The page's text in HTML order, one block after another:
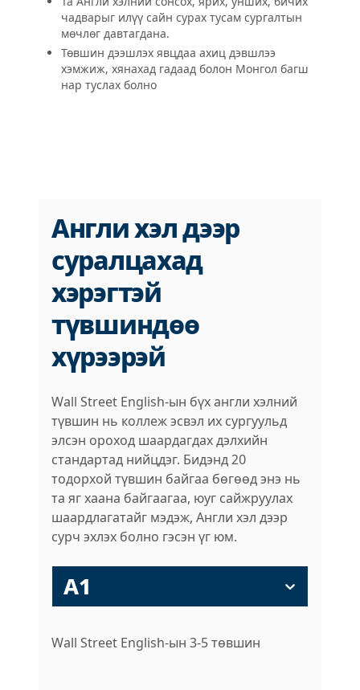
чадварыг илүү сайн сурах тусам сургалтын
мөчлөг давтагдана.
Төвшин дээшлэх явцдаа ахиц дэвшлээ
хэмжиж, хянахад гадаад болон Монгол багш
нар туслах болно
Англи хэл дээр
суралцахад
хэрэгтэй
түвшиндөө
хүрээрэй
Wall Street English-ын бүх англи хэлний
түвшин нь коллеж эсвэл их сургуульд
элсэн ороход шаардагдах дэлхийн
стандартад нийцдэг. Бидэнд 20
тодорхой түвшин байгаа бөгөөд энэ нь
та яг хаана байгаагаа, юуг сайжруулах
шаардлагатайг мэдэж, Англи хэл дээр
сурч эхлэх болно гэсэн үг юм.
A1
Wall Street English-ын 3-5 төвшин